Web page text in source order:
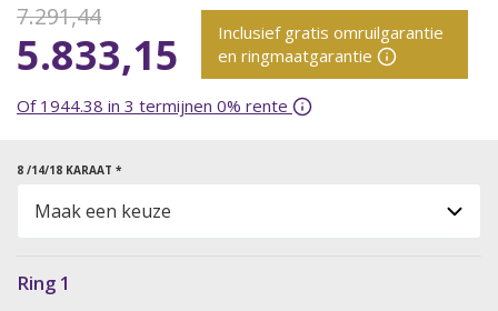
7.291,44
5.833,15
Inclusief gratis omruilgarantie
en ringmaatgarantie
Of 1944.38 in 3 termijnen 0% rente
8 /14/18 KARAAT *
Ring 1